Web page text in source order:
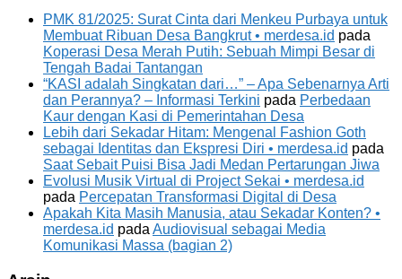
PMK 81/2025: Surat Cinta dari Menkeu Purbaya untuk
Membuat Ribuan Desa Bangkrut • merdesa.id pada
Koperasi Desa Merah Putih: Sebuah Mimpi Besar di
Tengah Badai Tantangan
“KASI adalah Singkatan dari…” – Apa Sebenarnya Arti
dan Perannya? – Informasi Terkini pada Perbedaan
Kaur dengan Kasi di Pemerintahan Desa
Lebih dari Sekadar Hitam: Mengenal Fashion Goth
sebagai Identitas dan Ekspresi Diri • merdesa.id pada
Saat Sebait Puisi Bisa Jadi Medan Pertarungan Jiwa
Evolusi Musik Virtual di Project Sekai • merdesa.id
pada Percepatan Transformasi Digital di Desa
Apakah Kita Masih Manusia, atau Sekadar Konten? •
merdesa.id pada Audiovisual sebagai Media
Komunikasi Massa (bagian 2)